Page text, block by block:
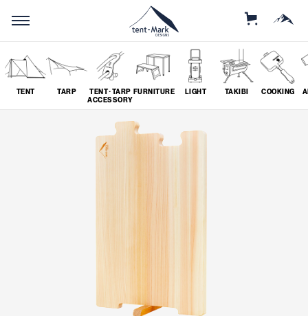
STORE
MOUNTAIN
TENT
TARP
TENT･TARP
ACCESSORY
FURNITURE LIGHT TAKIBI COOKING
コラボレーション